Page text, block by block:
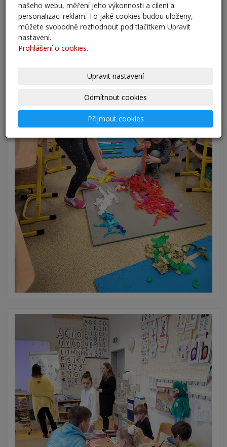
našeho webu, měření jeho výkonnosti a cílení a
personalizaci reklam. To jaké cookies budou uloženy,
můžete svobodně rozhodnout pod tlačítkem Upravit
nastavení.
Prohlášení o cookies.
Upravit nastavení
Odmítnout cookies
Přijmout cookies